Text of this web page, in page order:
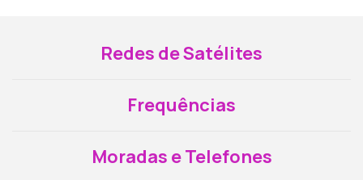
Redes de Satélites
Frequências
Moradas e Telefones